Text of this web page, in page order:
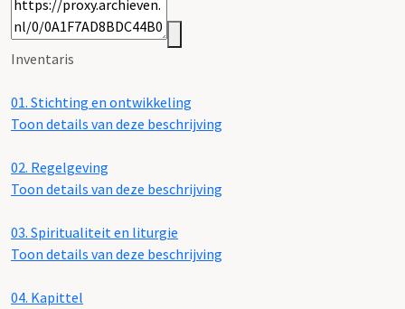
Inventaris
01. Stichting en ontwikkeling
Toon details van deze beschrijving
02. Regelgeving
Toon details van deze beschrijving
03. Spiritualiteit en liturgie
Toon details van deze beschrijving
04. Kapittel